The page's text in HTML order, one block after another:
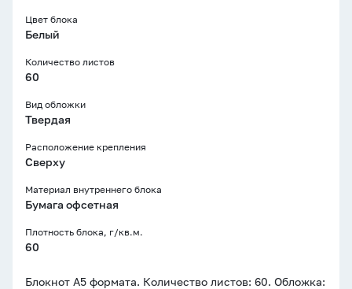
Цвет блока
Белый
Количество листов
60
Вид обложки
Твердая
Расположение крепления
Сверху
Материал внутреннего блока
Бумага офсетная
Плотность блока, г/кв.м.
60
Блокнот А5 формата. Количество листов: 60. Обложка: